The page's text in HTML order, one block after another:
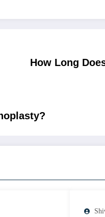
How Long